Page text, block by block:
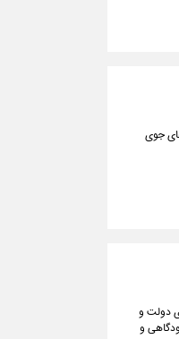
جوی
دولت و
و